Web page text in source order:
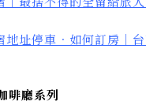
地址停車．如何訂房｜
啡廳系列